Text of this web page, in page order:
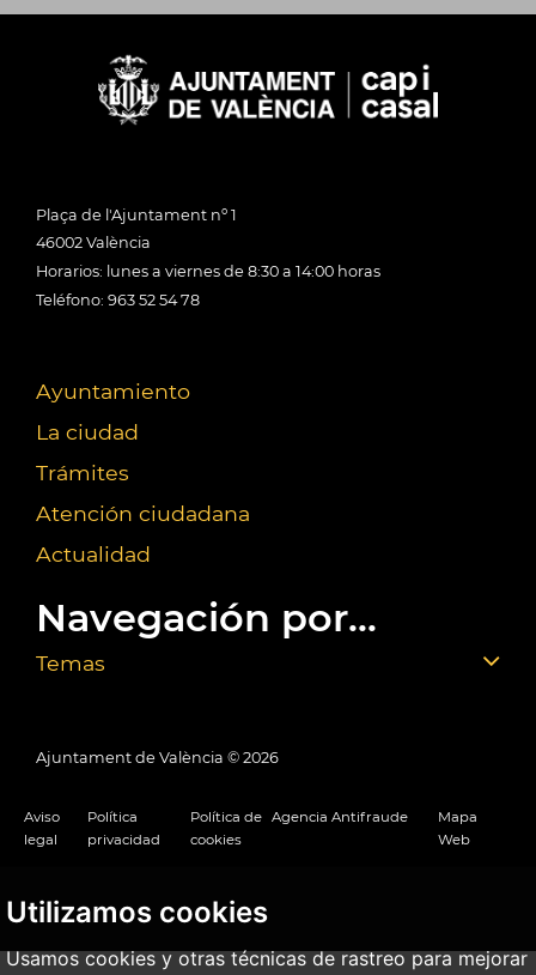
Utilizamos cookies
Usamos cookies y otras técnicas de rastreo para mejorar
Plaça de l'Ajuntament nº 1
46002 València
Horarios: lunes a viernes de 8:30 a 14:00 horas
Teléfono: 963 52 54 78
Ayuntamiento
La ciudad
Trámites
Atención ciudadana
Actualidad
Navegación por...
Temas
Ajuntament de València © 2026
Aviso
legal
Política
privacidad
Política de
cookies
Agencia Antifraude
Mapa
Web